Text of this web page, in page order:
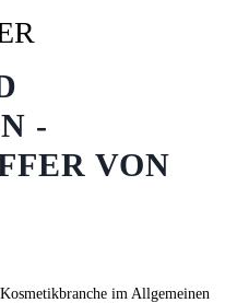
-
VON
im Allgemeinen